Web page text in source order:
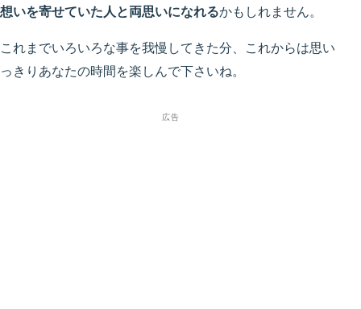
想いを寄せていた人と両思いになれるかもしれません。
これまでいろいろな事を我慢してきた分、これからは思い
っきりあなたの時間を楽しんで下さいね。
広告